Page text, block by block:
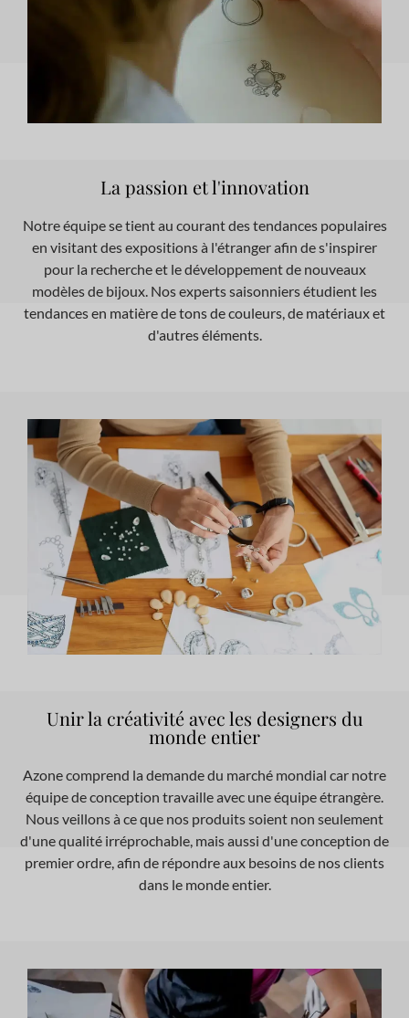
La passion et l'innovation
Notre équipe se tient au courant des tendances populaires
en visitant des expositions à l'étranger afin de s'inspirer
pour la recherche et le développement de nouveaux
modèles de bijoux. Nos experts saisonniers étudient les
tendances en matière de tons de couleurs, de matériaux et
d'autres éléments.
Unir la créativité avec les designers du
monde entier
Azone comprend la demande du marché mondial car notre
équipe de conception travaille avec une équipe étrangère.
Nous veillons à ce que nos produits soient non seulement
d'une qualité irréprochable, mais aussi d'une conception de
premier ordre, afin de répondre aux besoins de nos clients
dans le monde entier.